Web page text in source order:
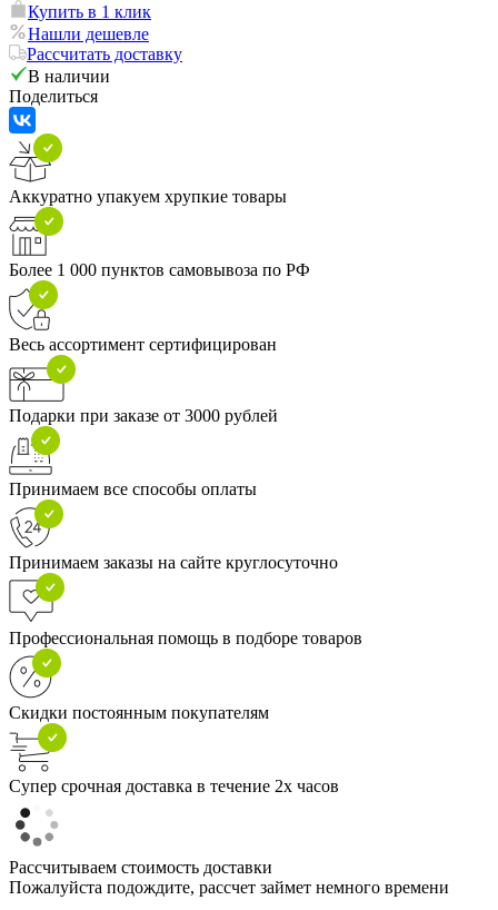
Купить в 1 клик
Нашли дешевле
Рассчитать доставку
В наличии
Поделиться
Аккуратно упакуем хрупкие товары
Более 1 000 пунктов самовывоза по РФ
Весь ассортимент сертифицирован
Подарки при заказе от 3000 рублей
Принимаем все способы оплаты
Принимаем заказы на сайте круглосуточно
Профессиональная помощь в подборе товаров
Скидки постоянным покупателям
Супер срочная доставка в течение 2х часов
Рассчитываем стоимость доставки
Пожалуйста подождите, рассчет займет немного времени